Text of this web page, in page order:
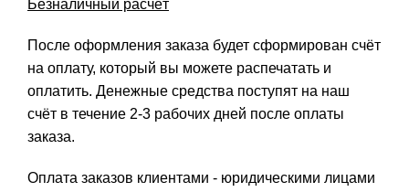
Безналичный расчёт
После оформления заказа будет сформирован счёт
на оплату, который вы можете распечатать и
оплатить. Денежные средства поступят на наш
счёт в течение 2-3 рабочих дней после оплаты
заказа.
Оплата заказов клиентами - юридическими лицами